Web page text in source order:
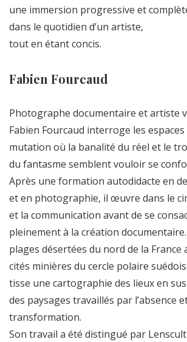
une immersion progressive et
dans le quotidien d’un artiste,
tout en étant concis.
Fabien Fourcaud
Photographe documentaire et artiste
Fabien Fourcaud interroge les espaces
mutation où la banalité du réel et le
du fantasme semblent vouloir se
Après une formation autodidacte en
et en photographie, il œuvre dans le
et la communication avant de se
pleinement à la création
plages désertées du nord de la France
cités minières du cercle polaire
tisse une cartographie des lieux en
des paysages travaillés par l’absence
transformation.
Son travail a été distingué par